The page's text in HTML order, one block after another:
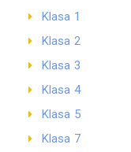
Klasa 1
Klasa 2
Klasa 3
Klasa 4
Klasa 5
Klasa 7